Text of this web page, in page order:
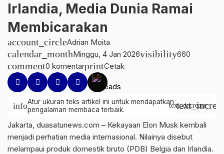
Irlandia, Media Dunia Ramai
Membicarakan
account_circleAdrian Moita
calendar_monthMinggu, 4 Jan 2026visibility660
comment0 komentarprintCetak
infoAtur ukuran teks artikel ini untuk mendapatkan
pengalaman membaca terbaik.
text_decrease
Jakarta, duasatunews.com – Kekayaan Elon Musk kembali
menjadi perhatian media internasional. Nilainya disebut
melampaui produk domestik bruto (PDB) Belgia dan Irlandia.